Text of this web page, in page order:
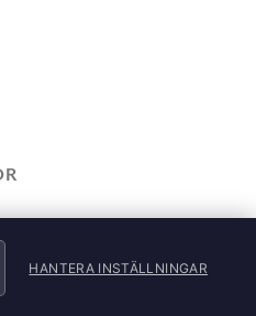
HANTERA INSTÄLLNINGAR